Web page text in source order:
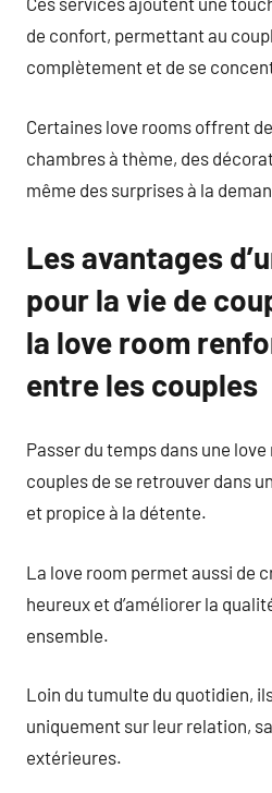
de confort, permettant au
complètement et de se
Certaines love rooms offrent
chambres à thème, des
même des surprises à la
Les avantages
pour la vie de
la love room
entre les couples
Passer du temps dans une
couples de se retrouver dans
et propice à la détente.
La love room permet aussi de
heureux et d’améliorer la
ensemble.
Loin du tumulte du quotidien,
uniquement sur leur relation,
extérieures.